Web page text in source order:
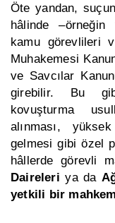
Öte yandan,
hâlinde
kamu görevlileri
Muhakemesi
ve Savcılar
girebilir. Bu
kovuşturma
alınması,
gelmesi gibi özel
hâllerde görevli
Daireleri ya da
yetkili bir